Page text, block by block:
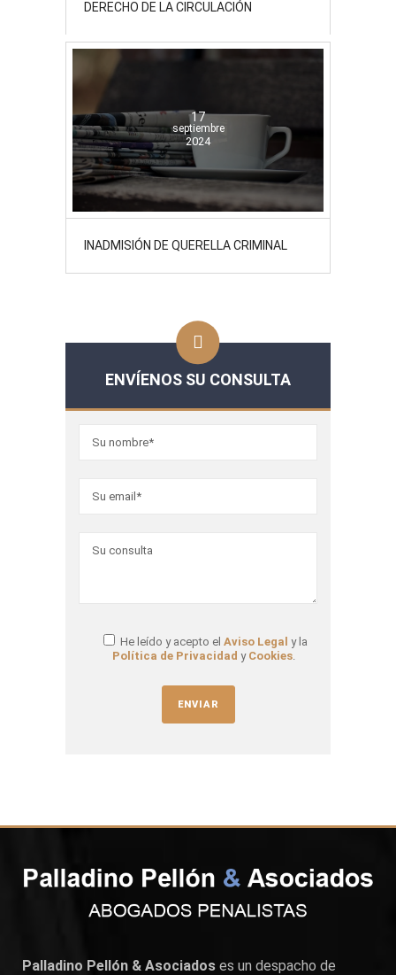
DERECHO DE LA CIRCULACIÓN
17
septiembre
2024
INADMISIÓN DE QUERELLA CRIMINAL
ENVÍENOS SU CONSULTA
He leído y acepto el Aviso Legal y la
Política de Privacidad y Cookies
Palladino Pellón & Asociados es un despacho de